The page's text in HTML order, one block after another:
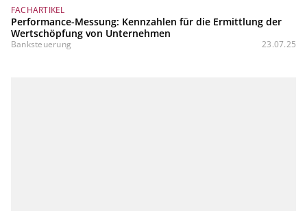
FACHARTIKEL
Performance-Messung: Kennzahlen für die Ermittlung der
Wertschöpfung von Unternehmen
Banksteuerung 23.07.25